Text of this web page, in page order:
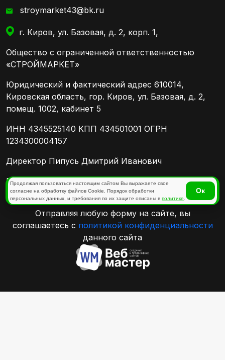
stroymarket43@bk.ru
г. Киров, ул. Базовая, д. 2, корп. 1,
Общество с ограниченной ответственностью
«СТРОЙМАРКЕТ»
Юридический и фактический адрес 610014,
Кировская область, гор. Киров, ул. Базовая, д. 2,
помещ. 1002, кабинет 5
ИНН 4345525140 КПП 434501001 ОГРН
1234300004157
Директор Пипусь Дмитрий Иванович
Политика конфиденциальности
Отправляя любую форму на сайте, вы
соглашаетесь с политикой конфиденциальности
данного сайта
Продолжая пользоваться настоящим сайтом Вы выражаете свое
согласие на обработку файлов Cookie. Порядок обработки
персональных данных, и требования по их защите описаны вполитике
Ок